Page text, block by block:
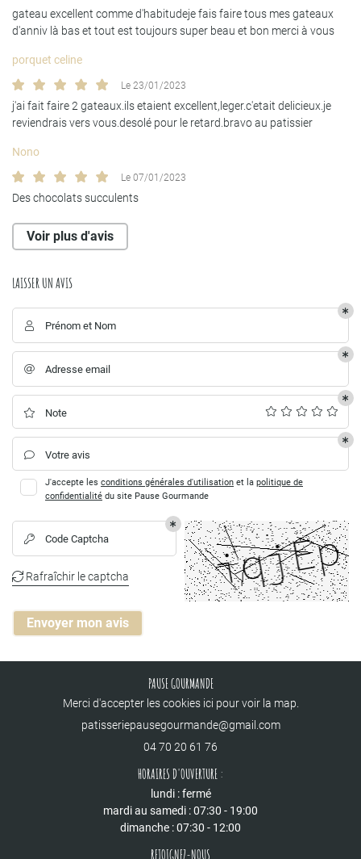
ACCUEIL
CRÉATIONS
AVIS
ACTUALITÉS
CONTACT
REJOIGNEZ-NOUS :
RESTEZ INFORMÉS
Inscription
gateau excellent comme d'habitudeje fais faire tous mes gateaux
d'anniv là bas et tout est toujours super beau et bon merci à vous
porquet celine
Le 23/01/2023
j'ai fait faire 2 gateaux.ils etaient excellent,leger.c'etait delicieux.je
reviendrais vers vous.desolé pour le retard.bravo au patissier
Nono
Le 07/01/2023
Des chocolats succulents
Voir plus d'avis
LAISSER UN AVIS
 Prénom et Nom
 Adresse email
 Note
 Votre avis
J'accepte les conditions générales d'utilisation et la politique de
confidentialité du site Pause Gourmande
 Code Captcha
 Rafraîchir le captcha
Envoyer mon avis
PAUSE GOURMANDE
Merci d'accepter les cookies ici pour voir la map.
04 70 20 61 76
HORAIRES D'OUVERTURE :
lundi : fermé
mardi au samedi : 07:30 - 19:00
dimanche : 07:30 - 12:00
REJOIGNEZ-NOUS